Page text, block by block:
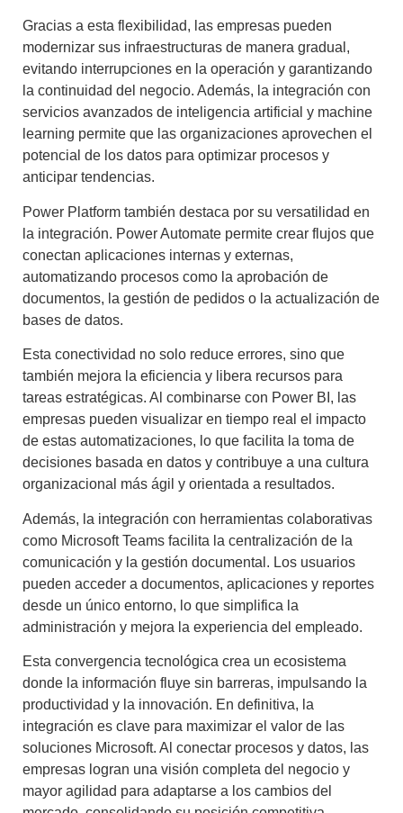
Gracias a esta flexibilidad, las empresas pueden
modernizar sus infraestructuras de manera gradual,
evitando interrupciones en la operación y garantizando
la continuidad del negocio. Además, la integración con
servicios avanzados de inteligencia artificial y machine
learning permite que las organizaciones aprovechen el
potencial de los datos para optimizar procesos y
anticipar tendencias.
Power Platform también destaca por su versatilidad en
la integración. Power Automate permite crear flujos que
conectan aplicaciones internas y externas,
automatizando procesos como la aprobación de
documentos, la gestión de pedidos o la actualización de
bases de datos.
Esta conectividad no solo reduce errores, sino que
también mejora la eficiencia y libera recursos para
tareas estratégicas. Al combinarse con Power BI, las
empresas pueden visualizar en tiempo real el impacto
de estas automatizaciones, lo que facilita la toma de
decisiones basada en datos y contribuye a una cultura
organizacional más ágil y orientada a resultados.
Además, la integración con herramientas colaborativas
como Microsoft Teams facilita la centralización de la
comunicación y la gestión documental. Los usuarios
pueden acceder a documentos, aplicaciones y reportes
desde un único entorno, lo que simplifica la
administración y mejora la experiencia del empleado.
Esta convergencia tecnológica crea un ecosistema
donde la información fluye sin barreras, impulsando la
productividad y la innovación. En definitiva, la
integración es clave para maximizar el valor de las
soluciones Microsoft. Al conectar procesos y datos, las
empresas logran una visión completa del negocio y
mayor agilidad para adaptarse a los cambios del